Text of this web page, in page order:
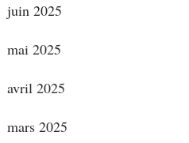
juin 2025
mai 2025
avril 2025
mars 2025